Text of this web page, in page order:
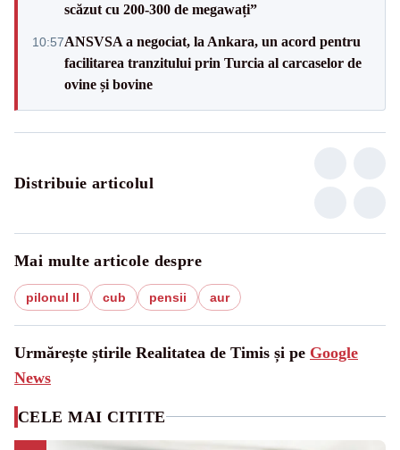
scăzut cu 200-300 de megawați”
10:57ANSVSA a negociat, la Ankara, un acord pentru
facilitarea tranzitului prin Turcia al carcaselor de
ovine și bovine
Distribuie articolul
Mai multe articole despre
pilonul II cub pensii aur
Urmărește știrile Realitatea de Timis și pe Google
News
CELE MAI CITITE